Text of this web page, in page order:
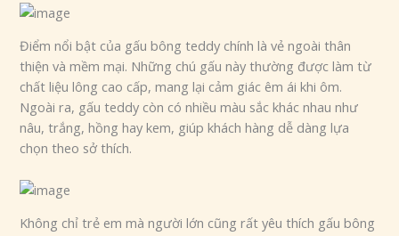
Điểm nổi bật của gấu bông teddy chính là vẻ ngoài thân
thiện và mềm mại. Những chú gấu này thường được làm từ
chất liệu lông cao cấp, mang lại cảm giác êm ái khi ôm.
Ngoài ra, gấu teddy còn có nhiều màu sắc khác nhau như
nâu, trắng, hồng hay kem, giúp khách hàng dễ dàng lựa
chọn theo sở thích.
Không chỉ trẻ em mà người lớn cũng rất yêu thích gấu bông